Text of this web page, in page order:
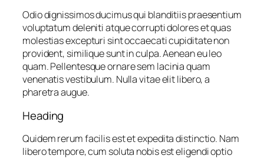
Odio dignissimos ducimus qui blanditiis praesentium
voluptatum deleniti atque corrupti dolores et quas
molestias excepturi sint occaecati cupiditate non
provident, similique sunt in culpa. Aenean eu leo
quam. Pellentesque ornare sem lacinia quam
venenatis vestibulum. Nulla vitae elit libero, a
pharetra augue.
Heading
Quidem rerum facilis est et expedita distinctio. Nam
libero tempore, cum soluta nobis est eligendi optio